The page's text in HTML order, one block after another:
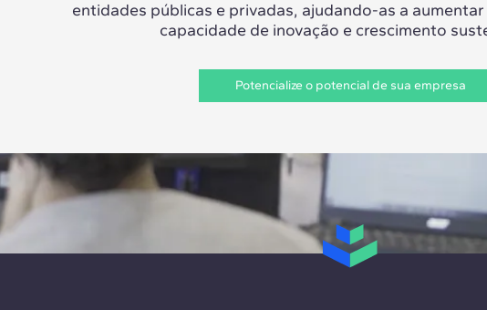
entidades públicas e privadas, ajudando-as a
capacidade de inovação e crescimento
Potencialize o potencial de sua empresa